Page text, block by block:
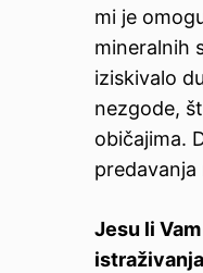
mi je
mineralnih
iziskivalo
nezgode,
običajima.
Jesu li